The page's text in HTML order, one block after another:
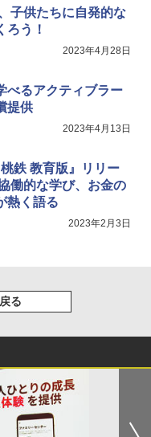
子供たちに自発的な
ろう！
2023年4月28日
べるアクティブラー
提供
2023年4月13日
鉄 教育版』リリー
働的な学び、お⾦の
熱く語る
2023年2月3日
る